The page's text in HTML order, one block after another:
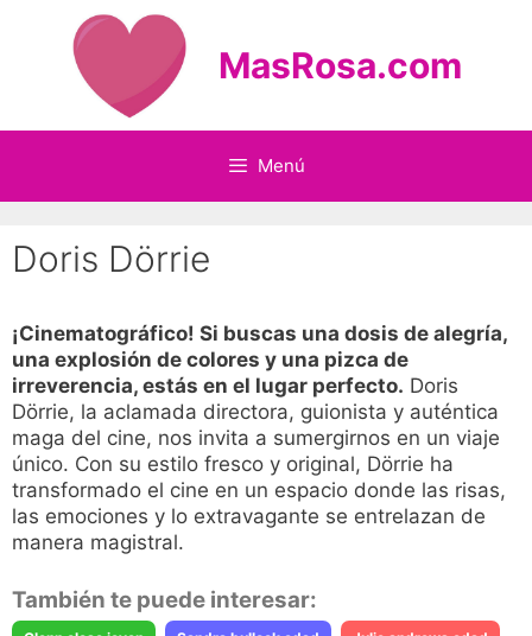
contenido
MasRosa.com
Menú
Doris Dörrie
¡Cinematográfico! Si buscas una dosis de alegría,
una explosión de colores y una pizca de
irreverencia, estás en el lugar perfecto. Doris
Dörrie, la aclamada directora, guionista y auténtica
maga del cine, nos invita a sumergirnos en un viaje
único. Con su estilo fresco y original, Dörrie ha
transformado el cine en un espacio donde las risas,
las emociones y lo extravagante se entrelazan de
manera magistral.
También te puede interesar: